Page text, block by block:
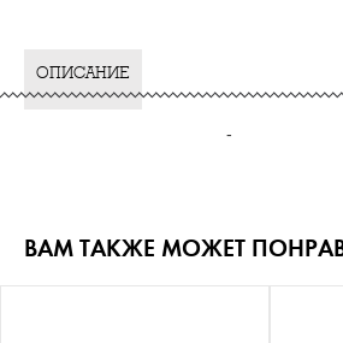
ОПИСАНИЕ
-
ВАМ ТАКЖЕ МОЖЕТ